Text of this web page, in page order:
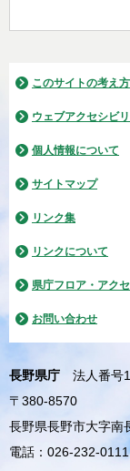
このサイトの考え方
ウェブアクセシビ
個人情報について
サイトマップ
リンク集
リンクについて
県庁フロア・アク
お問い合わせ
長野県庁
法人番号
〒380-8570
長野県長野市大字
電話：026-232-